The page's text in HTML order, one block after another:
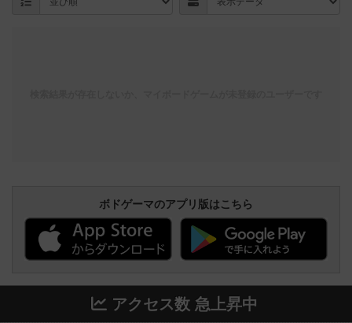
ボドゲーマのアプリ版はこちら
アクセス数 急上昇中